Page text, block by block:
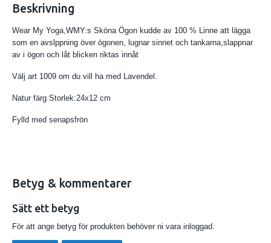
Beskrivning
Wear My Yoga,WMY:s Sköna Ögon kudde av 100 % Linne att lägga
som en avslppning över ögonen, lugnar sinnet och tankarna,slappnar
av i ögon och låt blicken riktas innåt
Välj art 1009 om du vill ha med Lavendel.
Natur färg Storlek:24x12 cm
Fylld med senapsfrön
Betyg & kommentarer
Sätt ett betyg
För att ange betyg för produkten behöver ni vara inloggad.